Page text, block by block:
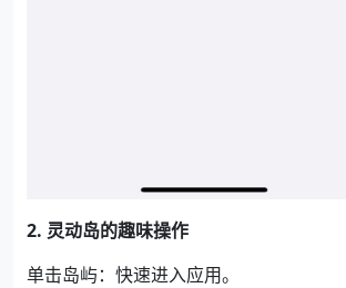
2. 灵动岛的趣味操作
单击岛屿：快速进入应用。